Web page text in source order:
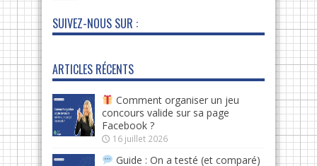
SUIVEZ-NOUS SUR :
ARTICLES RÉCENTS
Comment organiser un jeu
concours valide sur sa page
Facebook ?
16 juillet 2026
Guide : On a testé (et comparé)